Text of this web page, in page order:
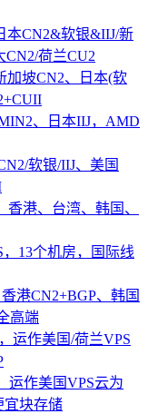
本CN2&软银&IIJ/新
CN2/荷兰CU2
加坡CN2、日本(软
、日本IIJ，AMD
软银/IIJ、美国
香港、台湾、韩国、
，13个机房，国际线
港CN2+BGP、韩国
高端
运作美国/荷兰VPS
运作美国VPS云为
宜块存储